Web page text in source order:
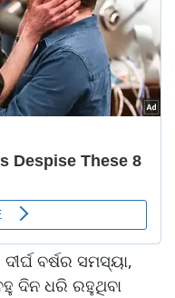
ବର୍ଷର ସମସ୍ୟା,
ଦିନ ଧରି ରହୁଥିବା